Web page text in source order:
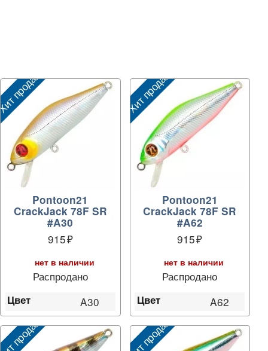
Хит продаж
Pontoon21
CrackJack 78F SR
#A30
915
нет в наличии
Распродано
Цвет A30
Хит продаж
Pontoon21
CrackJack 78F SR
#A62
915
нет в наличии
Распродано
Цвет A62
Хит продаж Хит продаж